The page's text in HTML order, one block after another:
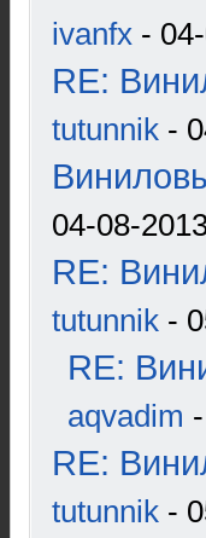
ivanfx -
RE:
tutunnik -
04-08-
RE:
tutunnik -
RE:
aqvadim
RE:
tutunnik -